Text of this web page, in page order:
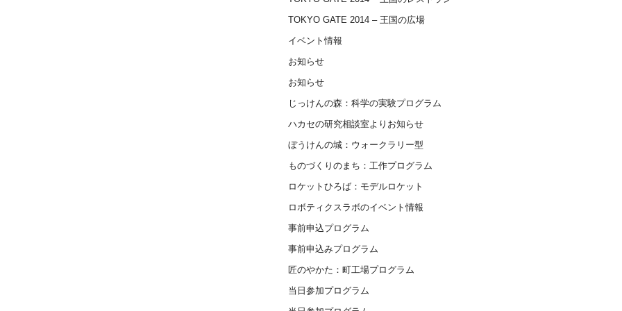
TOKYO GATE 2014 – 王国の広場
イベント情報
お知らせ
お知らせ
じっけんの森：科学の実験プログラム
ハカセの研究相談室よりお知らせ
ぼうけんの城：ウォークラリー型
ものづくりのまち：工作プログラム
ロケットひろば：モデルロケット
ロボティクスラボのイベント情報
事前申込プログラム
事前申込みプログラム
匠のやかた：町工場プログラム
当日参加プログラム